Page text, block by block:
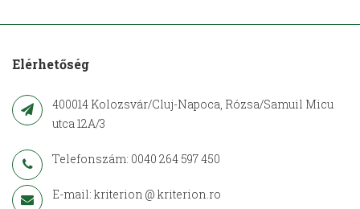
Elérhetőség
400014 Kolozsvár/Cluj-Napoca, Rózsa/Samuil Micu
utca 12A/3
Telefonszám: 0040 264 597 450
E-mail: kriterion @ kriterion.ro